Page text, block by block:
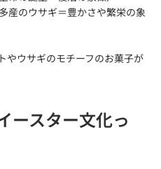
多産のウサギ＝豊かさや繁栄の象
やウサギのモチーフのお菓子が
ースター文化っ